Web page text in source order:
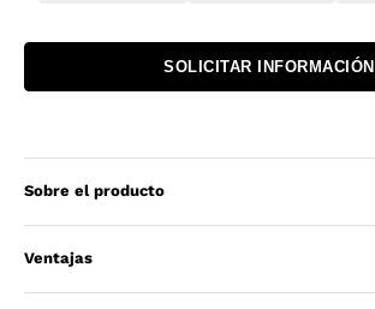
SOLICITAR INFORMACIÓN
Sobre el producto
Ventajas